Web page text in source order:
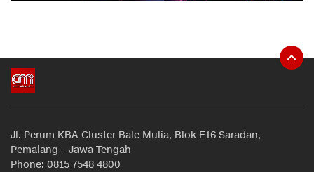
Jl. Perum KBA Cluster Bale Mulia, Blok E16 Saradan,
Pemalang – Jawa Tengah
Phone: 0815 7548 4800